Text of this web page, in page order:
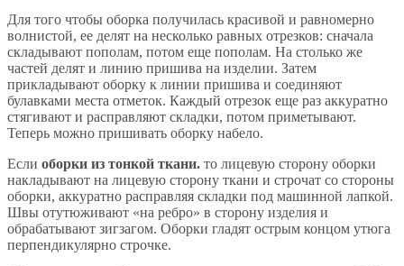
Для того чтобы оборка получилась красивой и равномерно
волнистой, ее делят на несколько равных отрезков: сначала
складывают пополам, потом еще пополам. На столько же
частей делят и линию пришива на изделии. Затем
прикладывают оборку к линии пришива и соединяют
булавками места отметок. Каждый отрезок еще раз аккуратно
стягивают и расправляют складки, потом приметывают.
Теперь можно пришивать оборку набело.
Если оборки из тонкой ткани. то лицевую сторону оборки
накладывают на лицевую сторону ткани и строчат со стороны
оборки, аккуратно расправляя складки под машинной лапкой.
Швы отутюживают «на ребро» в сторону изделия и
обрабатывают зигзагом. Оборки гладят острым концом утюга
перпендикулярно строчке.